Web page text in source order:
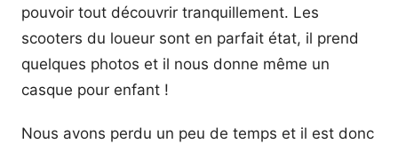
pouvoir tout découvrir tranquillement. Les
scooters du loueur sont en parfait état, il prend
quelques photos et il nous donne même un
casque pour enfant !
Nous avons perdu un peu de temps et il est donc